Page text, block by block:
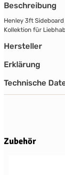
Beschreibung
Henley 3ft
Kollektion für
Hersteller
Erklärung
Technische
Produktgalerie
Zubehör